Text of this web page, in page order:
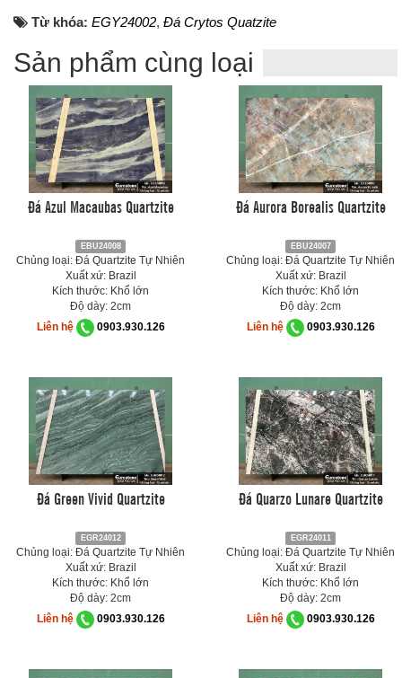
Từ khóa: EGY24002, Đá Crytos Quatzite
Sản phẩm cùng loại
Đá Azul Macaubas Quartzite
EBU24008
Chủng loại: Đá Quartzite Tự Nhiên
Xuất xứ: Brazil
Kích thước: Khổ lớn
Độ dày: 2cm
Liên hệ
0903.930.126
Đá Aurora Borealis Quartzite
EBU24007
Chủng loại: Đá Quartzite Tự Nhiên
Xuất xứ: Brazil
Kích thước: Khổ lớn
Độ dày: 2cm
Liên hệ
0903.930.126
Đá Green Vivid Quartzite
EGR24012
Chủng loại: Đá Quartzite Tự Nhiên
Xuất xứ: Brazil
Kích thước: Khổ lớn
Độ dày: 2cm
Liên hệ
0903.930.126
Đá Quarzo Lunare Quartzite
EGR24011
Chủng loại: Đá Quartzite Tự Nhiên
Xuất xứ: Brazil
Kích thước: Khổ lớn
Độ dày: 2cm
Liên hệ
0903.930.126